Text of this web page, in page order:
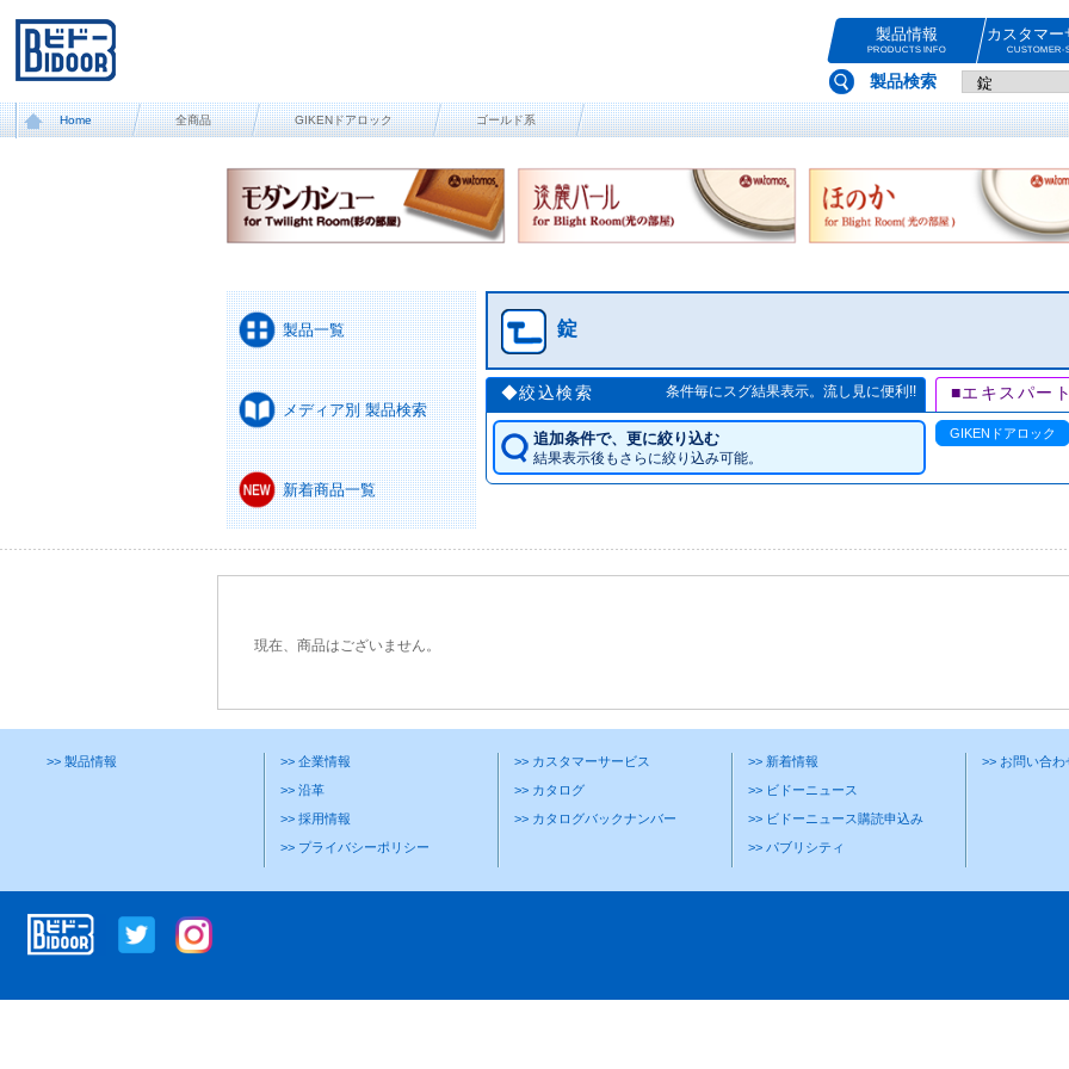
製品情報
PRODUCTS INFO
カスタマー
CUSTOMER-
製品検索
Home 全商品 GIKENドアロック ゴールド系
錠
製品一覧
メディア別 製品検索
新着商品一覧
◆絞込検索 条件毎にスグ結果表示。流し見に便利!! ■エキスパー
追加条件で、更に絞り込む
結果表示後もさらに絞り込み可能。
GIKENドアロック
現在、商品はございません。
>> 製品情報
>> 企業情報
>> 沿革
>> 採用情報
>> プライバシーポリシー
>> カスタマーサービス
>> カタログ
>> カタログバックナンバー
>> 新着情報
>> ビドーニュース
>> ビドーニュース購読申込み
>> パブリシティ
>> お問い合